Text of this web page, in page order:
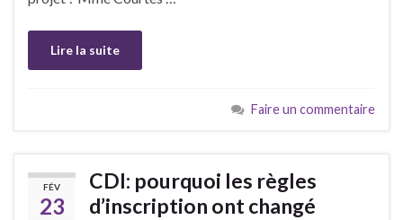
Lire la suite
Faire un commentaire
FÉV
23
CDI: pourquoi les règles
d’inscription ont changé